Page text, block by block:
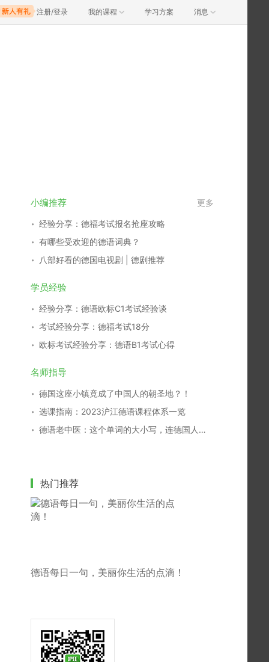
注册/登录 我的课程 学习方案 消息
小编推荐 更多
经验分享：德福考试报名抢座攻略
有哪些受欢迎的德语词典？
八部好看的德国电视剧 | 德剧推荐
学员经验
经验分享：德语欧标C1考试经验谈
考试经验分享：德福考试18分
欧标考试经验分享：德语B1考试心得
名师指导
德国这座小镇竟成了中国人的朝圣地？！
选课指南：2023沪江德语课程体系一览
德语老中医：这个单词的大小写，连德国人都搞不清！
热门推荐
德语每日一句，美丽你生活的点滴！